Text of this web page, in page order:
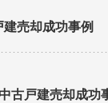
建売却成功事例
古戸建売却成功